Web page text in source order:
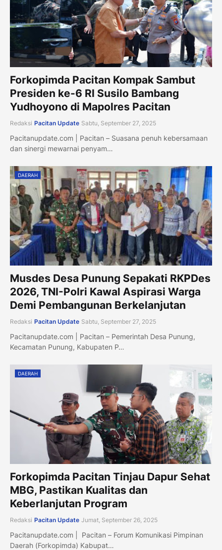
Forkopimda Pacitan Kompak Sambut
Presiden ke-6 RI Susilo Bambang
Yudhoyono di Mapolres Pacitan
Redaksi Pacitan Update Sabtu, September 27, 2025
Pacitanupdate.com | Pacitan – Suasana penuh kebersamaan
dan sinergi mewarnai penyam…
DAERAH
Musdes Desa Punung Sepakati RKPDes
2026, TNI-Polri Kawal Aspirasi Warga
Demi Pembangunan Berkelanjutan
Redaksi Pacitan Update Sabtu, September 27, 2025
Pacitanupdate.com | Pacitan – Pemerintah Desa Punung,
Kecamatan Punung, Kabupaten P…
DAERAH
Forkopimda Pacitan Tinjau Dapur Sehat
MBG, Pastikan Kualitas dan
Keberlanjutan Program
Redaksi Pacitan Update Jumat, September 26, 2025
Pacitanupdate.com | Pacitan – Forum Komunikasi Pimpinan
Daerah (Forkopimda) Kabupat…